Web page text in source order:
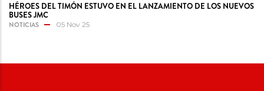
HÉROES DEL TIMÓN ESTUVO EN EL LANZAMIENTO DE LOS NUEVOS
BUSES JMC
NOTICIAS 05 Nov 25